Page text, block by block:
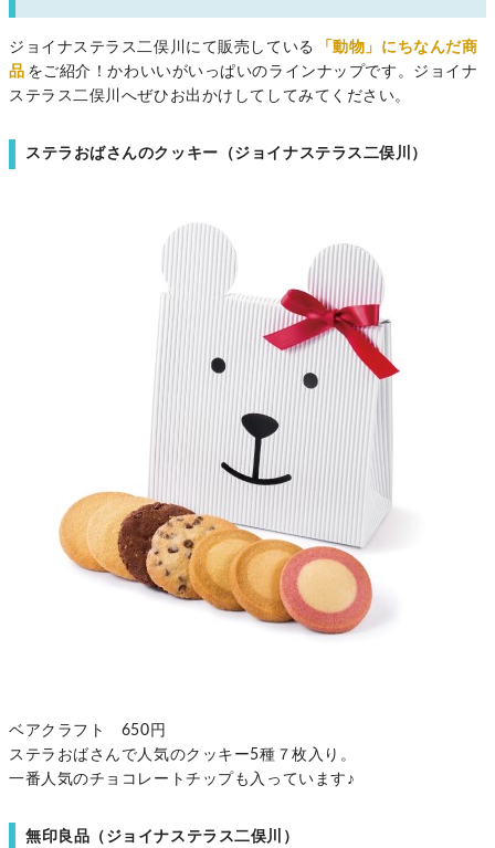
ジョイナステラス二俣川にて販売している
「動物」にちなんだ商
品 をご紹介！かわいいがいっぱいのラインナップです。ジョイナ
ステラス二俣川へぜひお出かけしてしてみてください。
ステラおばさんのクッキー（ジョイナステラス二俣川）
ベアクラフト 650円
ステラおばさんで人気のクッキー5種７枚入り。
一番人気のチョコレートチップも入っています♪
無印良品（ジョイナステラス二俣川）